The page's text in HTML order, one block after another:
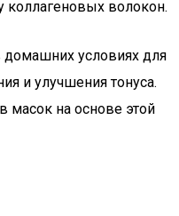
коллагеновых волокон.
домашних условиях для
и улучшения тонуса.
масок на основе этой